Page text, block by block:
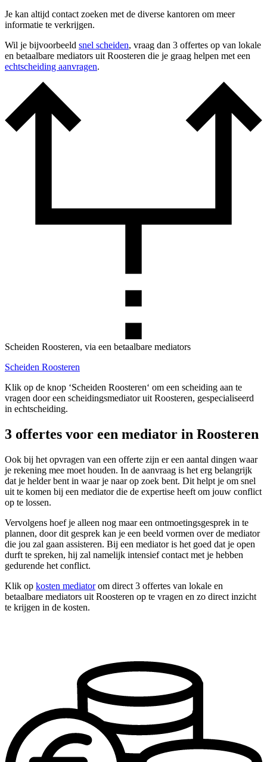
Je kan altijd contact zoeken met de diverse kantoren om meer
informatie te verkrijgen.
Wil je bijvoorbeeld snel scheiden, vraag dan 3 offertes op van lokale
en betaalbare mediators uit Roosteren die je graag helpen met een
echtscheiding aanvragen.
Scheiden Roosteren, via een betaalbare mediators
Scheiden Roosteren
Klik op de knop ‘Scheiden Roosteren‘ om een scheiding aan te
vragen door een scheidingsmediator uit Roosteren, gespecialiseerd
in echtscheiding.
3 offertes voor een mediator in Roosteren
Ook bij het opvragen van een offerte zijn er een aantal dingen waar
je rekening mee moet houden. In de aanvraag is het erg belangrijk
dat je helder bent in waar je naar op zoek bent. Dit helpt je om snel
uit te komen bij een mediator die de expertise heeft om jouw conflict
op te lossen.
Vervolgens hoef je alleen nog maar een ontmoetingsgesprek in te
plannen, door dit gesprek kan je een beeld vormen over de mediator
die jou zal gaan assisteren. Bij een mediator is het goed dat je open
durft te spreken, hij zal namelijk intensief contact met je hebben
gedurende het conflict.
Klik op kosten mediatorom direct 3 offertes van lokale en
betaalbare mediators uit Roosteren op te vragen en zo direct inzicht
te krijgen in de kosten.